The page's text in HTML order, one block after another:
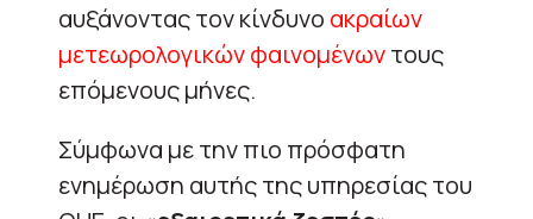
αυξάνοντας τον κίνδυνο ακραίων
μετεωρολογικών φαινομένωντους
επόμενους μήνες.
Σύμφωνα με την πιο πρόσφατη
ενημέρωση αυτής της υπηρεσίας του